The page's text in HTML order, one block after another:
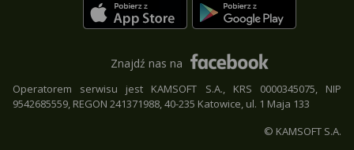
Znajdź nas na
Operatorem serwisu jest KAMSOFT S.A., KRS 0000345075, NIP
9542685559, REGON 241371988, 40-235 Katowice, ul. 1 Maja 133
© KAMSOFT S.A.